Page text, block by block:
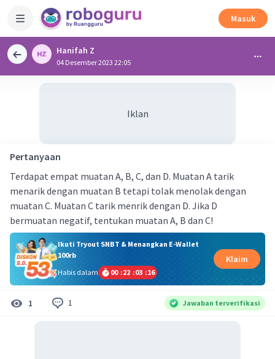
Masuk
Hanifah Z
04 Desember 2023 22:05
Iklan
Pertanyaan
Terdapat empat muatan A, B, C, dan D. Muatan A tarik
menarik dengan muatan B tetapi tolak menolak dengan
muatan C. Muatan C tarik menrik dengan D. Jika D
bermuatan negatif, tentukan muatan A, B dan C!
Ikuti Tryout SNBT & Menangkan E-Wallet
100rb
Habis dalam
00 :22 :03 :16
Klaim
1 1 Jawaban terverifikasi